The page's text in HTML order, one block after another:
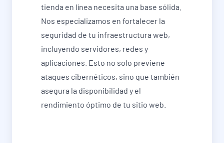
tienda en línea necesita una base sólida.
Nos especializamos en fortalecer la
seguridad de tu infraestructura web,
incluyendo servidores, redes y
aplicaciones. Esto no solo previene
ataques cibernéticos, sino que también
asegura la disponibilidad y el
rendimiento óptimo de tu sitio web.